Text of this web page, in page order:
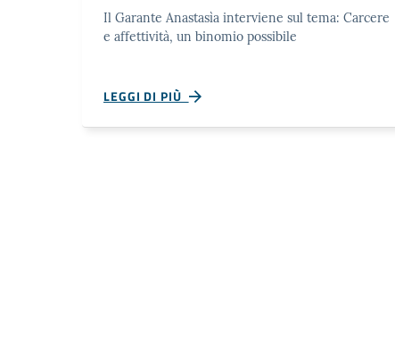
Il Garante Anastasìa interviene sul tema: Carcere
e affettività, un binomio possibile
LEGGI DI PIÙ